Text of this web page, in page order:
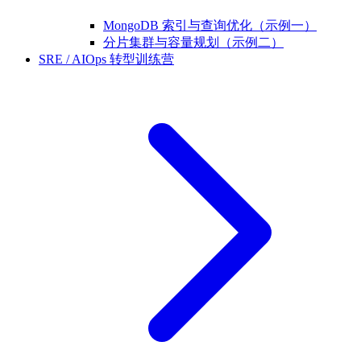
MongoDB 索引与查询优化（示例一）
分片集群与容量规划（示例二）
SRE / AIOps 转型训练营